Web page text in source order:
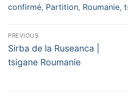
confirmé, Partition, Roumanie,
Navigation
de
l’article
PREVIOUS
Previous
post:
Sirba de la Ruseanca |
tsigane Roumanie